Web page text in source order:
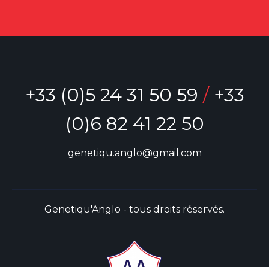
+33 (0)5 24 31 50 59 / +33
(0)6 82 41 22 50
genetiqu.anglo@gmail.com
Genetiqu'Anglo - tous droits réservés.